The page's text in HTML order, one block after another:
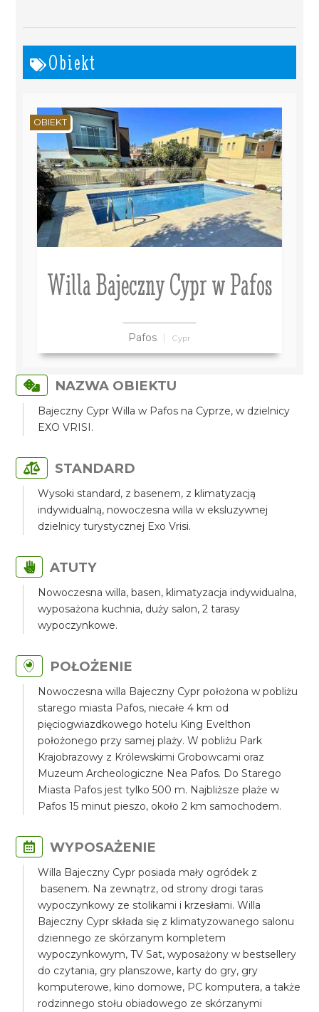
Obiekt
Willa Bajeczny Cypr w Pafos
Pafos Cypr
OBIEKT
NAZWA OBIEKTU
Bajeczny Cypr Willa w Pafos na Cyprze, w dzielnicy
EXO VRISI.
STANDARD
Wysoki standard, z basenem, z klimatyzacją
indywidualną, nowoczesna willa w eksluzywnej
dzielnicy turystycznej Exo Vrisi.
ATUTY
Nowoczesna willa, basen, klimatyzacja indywidualna,
wyposażona kuchnia, duży salon, 2 tarasy
wypoczynkowe.
POŁOŻENIE
Nowoczesna willa Bajeczny Cypr położona w pobliżu
starego miasta Pafos, niecałe 4 km od
pięciogwiazdkowego hotelu King Evelthon
położonego przy samej plaży. W pobliżu Park
Krajobrazowy z Królewskimi Grobowcami oraz
Muzeum Archeologiczne Nea Pafos. Do Starego
Miasta Pafos jest tylko 500 m. Najbliższe plaże w
Pafos 15 minut pieszo, około 2 km samochodem.
WYPOSAŻENIE
Willa Bajeczny Cypr posiada mały ogródek z
basenem. Na zewnątrz, od strony drogi taras
wypoczynkowy ze stolikami i krzesłami. Willa
Bajeczny Cypr składa się z klimatyzowanego salonu
dziennego ze skórzanym kompletem
wypoczynkowym, TV Sat, wyposażony w bestsellery
do czytania, gry planszowe, karty do gry, gry
komputerowe, kino domowe, PC komputera, a także
rodzinnego stołu obiadowego ze skórzanymi